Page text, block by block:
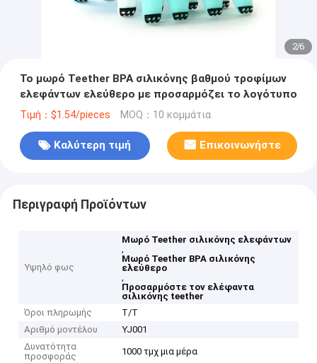
2/6
Το μωρό Teether BPA σιλικόνης βαθμού τροφίμων
ελεφάντων ελεύθερο με προσαρμόζει το λογότυπο
Τιμή：$1.54/pieces MOQ：10 κομμάτια
Καλύτερη τιμή Επικοινωνήστε
Περιγραφή Προϊόντων
Υψηλό φως
Μωρό Teether σιλικόνης ελεφάντων
,
Μωρό Teether BPA σιλικόνης
ελεύθερο
,
Προσαρμόστε τον ελέφαντα
σιλικόνης teether
Όροι πληρωμής
T/T
Αριθμό μοντέλου
YJ001
Δυνατότητα
προσφοράς
1000 τμχ μια μέρα